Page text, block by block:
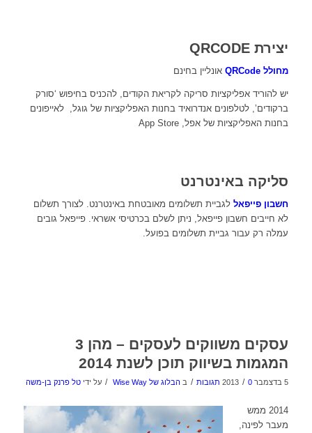
יצירת QRCODE
מחולל QRCode אונליין בחינם
יש להוריד אפליקציות סריקה לקריאת הקודים, להכניס בחיפוש ‘סורק
ברקודים’, לטלפונים אנדרואיד בחנות האפליקציות של גוגל, לאייפונים
בחנות האפליקציות של אפל, App Store
סליקה באינטרנט
חשבון פייפאללגביית תשלומים מאובטחת באינטרנט. לצורך תשלום
לא חייבים חשבון פייפאל, ניתן לשלם בכרטיסי אשראי. פייפאל גובים
עמלה רק עבור גביית תשלומים בפועל.
עסקים משווקים לעסקים – מהן 3
המגמות בשיווק תוכן לשנת 2014
5 בדצמבר 2013 / 0 תגובות / ב הבלוג של Wise Way / על ידי טל פרנק בן-משה
2014 ממש
מעבר לפינה,